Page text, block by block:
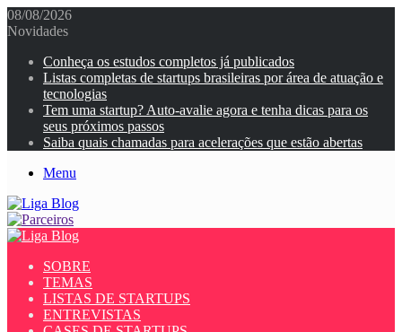
08/08/2026
Novidades
Conheça os estudos completos já publicados
Listas completas de startups brasileiras por área de atuação e
tecnologias
Tem uma startup? Auto-avalie agora e tenha dicas para os
seus próximos passos
Saiba quais chamadas para acelerações que estão abertas
Menu
SOBRE
TEMAS
LISTAS DE STARTUPS
ENTREVISTAS